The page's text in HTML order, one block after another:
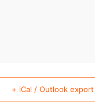
+ iCal / Outlook export